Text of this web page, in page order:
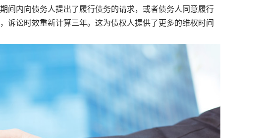
间内向债务人提出了履行债务的请求，或者债务人同意履行
诉讼时效重新计算三年。这为债权人提供了更多的维权时间